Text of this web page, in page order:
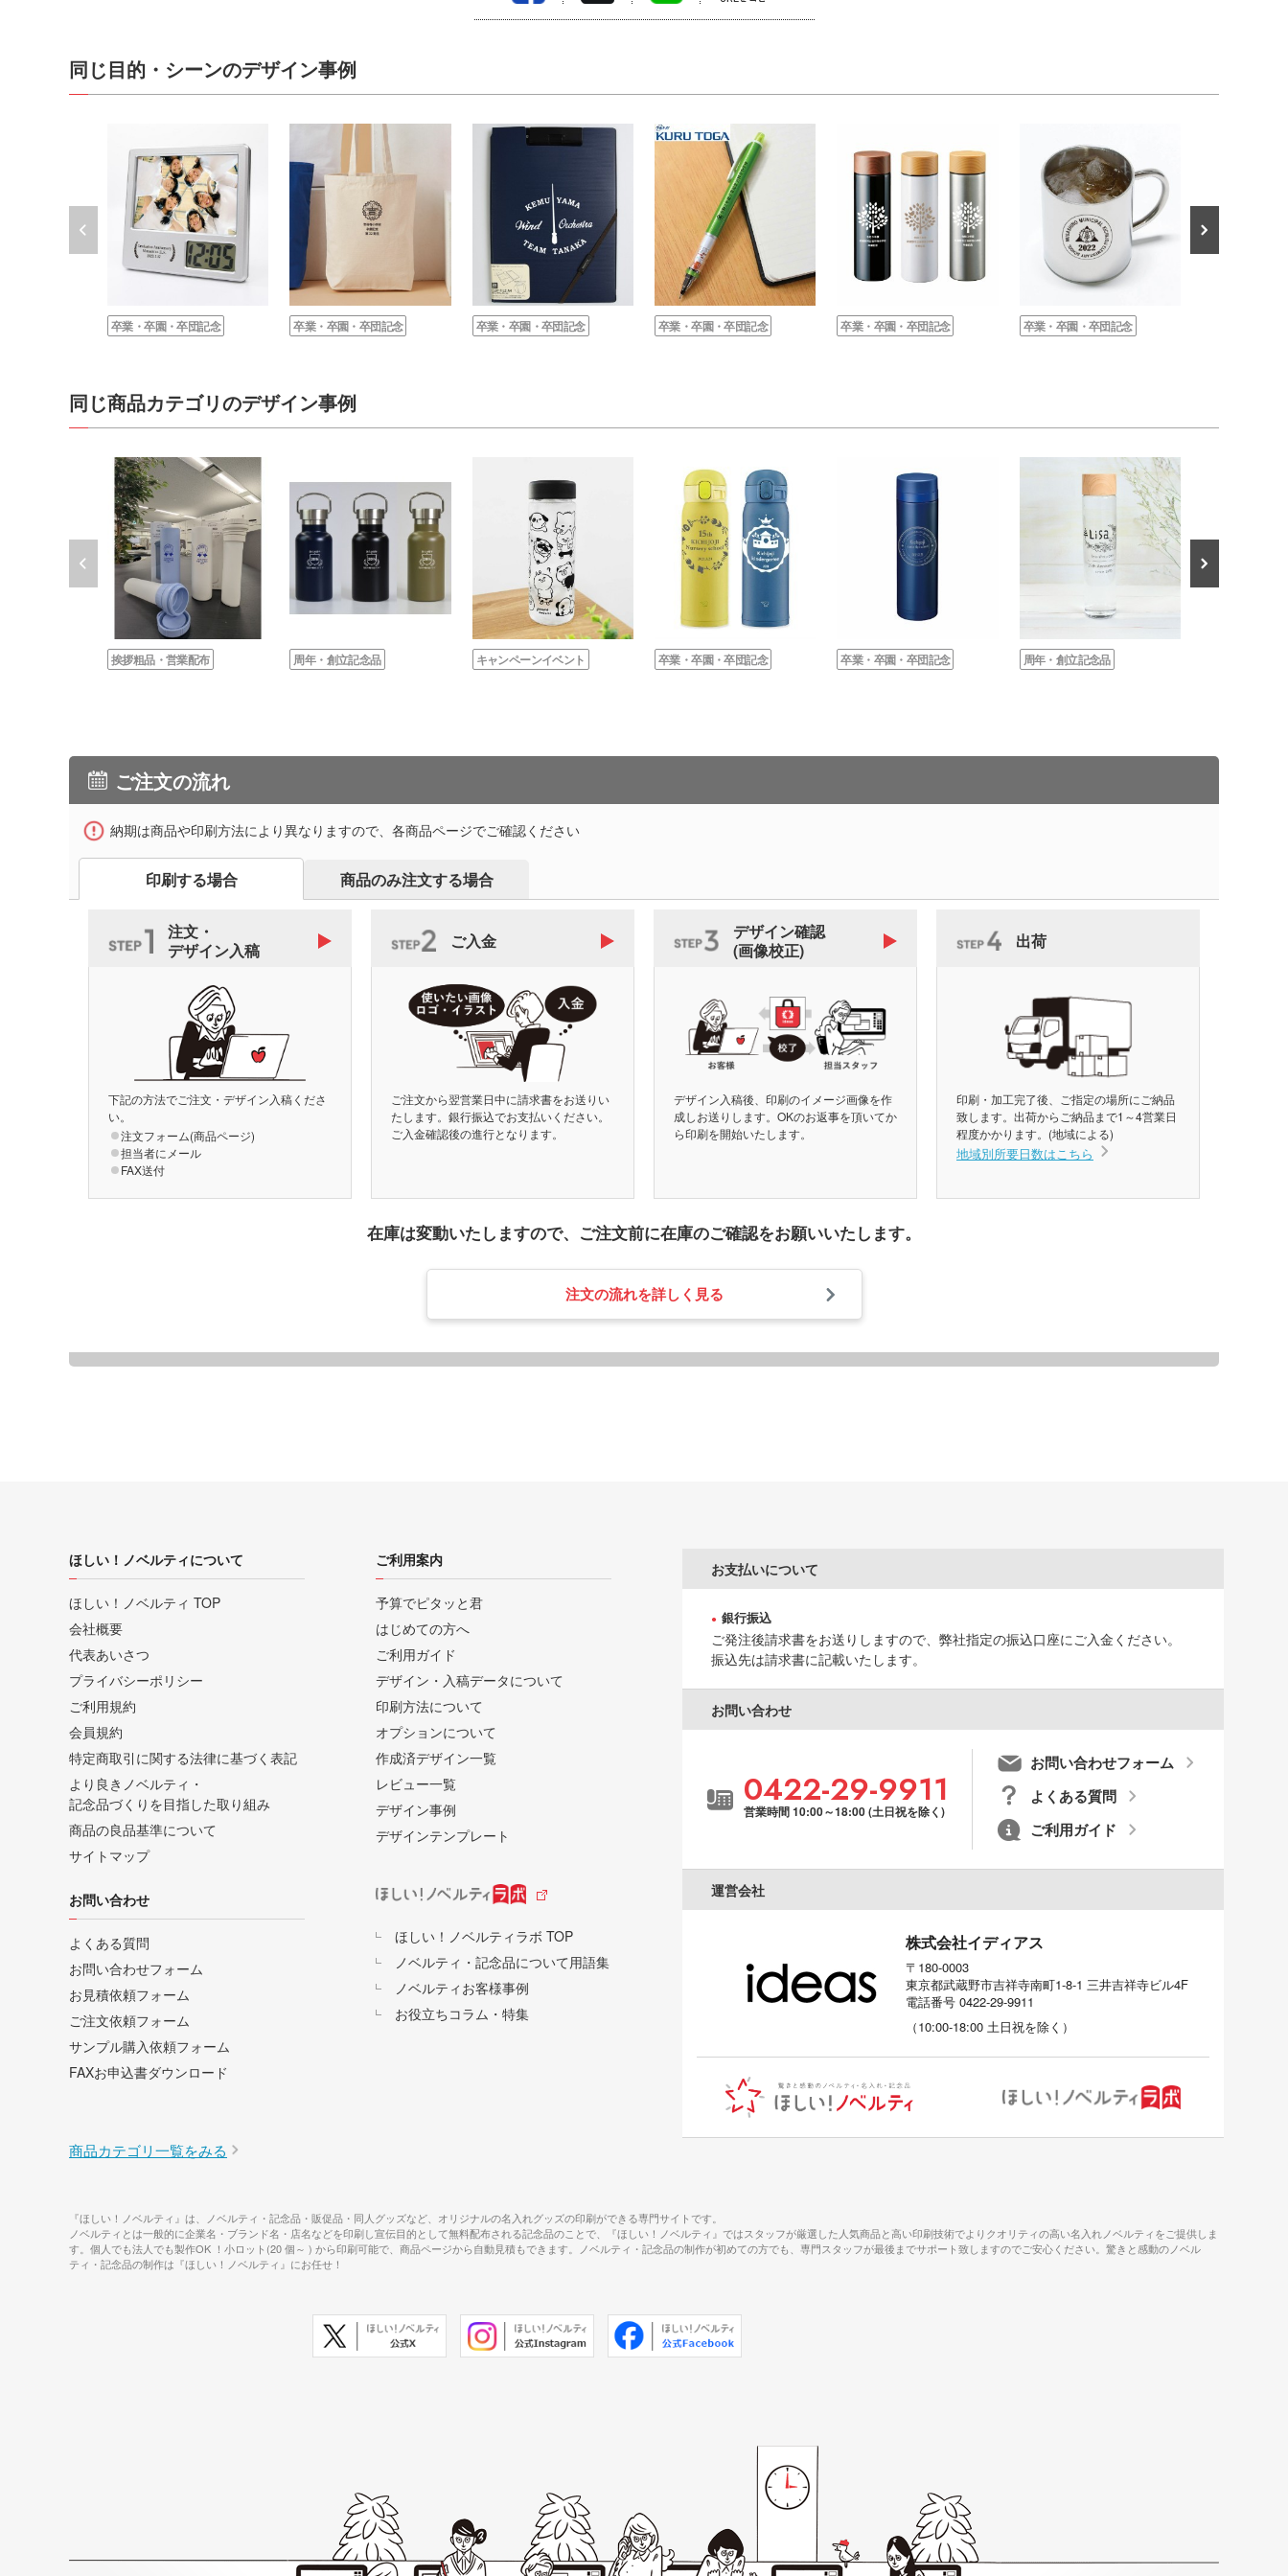
同じ目的・シーンのデザイン事例
卒業・卒園・卒団記念 卒業・卒園・卒団記念 卒業・卒園・卒団記念 卒業・卒園・卒団記念 卒業・卒園・卒団記念 卒業・卒園・卒団記念
同じ商品カテゴリのデザイン事例
挨拶粗品・営業配布 周年・創立記念品 キャンペーンイベント 卒業・卒園・卒団記念 卒業・卒園・卒団記念 周年・創立記念品
ご注文の流れ
納期は商品や印刷方法により異なりますので、各商品ページでご確認ください
印刷する場合 商品のみ注文する場合
注文・
デザイン入稿
下記の方法でご注文・デザイン入稿くださ
い。
注文フォーム(商品ページ)
担当者にメール
FAX送付
ご入金
ご注文から翌営業日中に請求書をお送りい
たします。銀行振込でお支払いください。
ご入金確認後の進行となります。
デザイン確認
(画像校正)
デザイン入稿後、印刷のイメージ画像を作
成しお送りします。OKのお返事を頂いてか
ら印刷を開始いたします。
出荷
地域別所要日数はこちら
印刷・加工完了後、ご指定の場所にご納品
致します。出荷からご納品まで1～4営業日
程度かかります。(地域による)
在庫は変動いたしますので、 ご注文前に在庫のご確認をお願いいたします。
注文の流れを詳しく見る
ほしい！ノベルティについて
ほしい！ノベルティ TOP
会社概要
代表あいさつ
プライバシーポリシー
ご利用規約
会員規約
特定商取引に関する法律に基づく表記
より良きノベルティ・
記念品づくりを目指した取り組み
商品の良品基準について
サイトマップ
ご利用案内
予算でピタッと君
はじめての方へ
ご利用ガイド
デザイン・入稿データについて
印刷方法について
オプションについて
作成済デザイン一覧
レビュー一覧
デザイン事例
デザインテンプレート
お問い合わせ
よくある質問
お問い合わせフォーム
お見積依頼フォーム
ご注文依頼フォーム
サンプル購入依頼フォーム
FAXお申込書ダウンロード
ほしい！ノベルティラボ TOP
ノベルティ・記念品について用語集
ノベルティお客様事例
お役立ちコラム・特集
お支払いについて
銀行振込
ご発注後請求書をお送りしますので、弊社指定の振込口座にご入金ください。
振込先は請求書に記載いたします。
お問い合わせ
0422-29-9911
営業時間 10:00～18:00 (土日祝を除く)
お問い合わせフォーム
よくある質問
ご利用ガイド
運営会社
株式会社イディアス
〒180-0003
東京都武蔵野市吉祥寺南町1-8-1 三井吉祥寺ビル4F
電話番号 0422-29-9911
（10:00-18:00 土日祝を除く）
商品カテゴリ一覧をみる
『ほしい！ノベルティ』は、ノベルティ・記念品・販促品・同人グッズなど、オリジナルの名入れグッズの印刷ができる専門サイトです。
ノベルティとは一般的に企業名・ブランド名・店名などを印刷し宣伝目的として無料配布される記念品のことで、『ほしい！ノベルティ』ではスタッフが厳選した人気商品と高い印刷技術でよりクオリティの高い名入れノベルティをご提供しま
す。個人でも法人でも製作OK ！小ロット(20 個～ ) から印刷可能で、商品ページから自動見積もできます。ノベルティ・記念品の制作が初めての方でも、専門スタッフが最後までサポート致しますのでご安心ください。驚きと感動のノベル
ティ・記念品の制作は『ほしい！ノベルティ』にお任せ！